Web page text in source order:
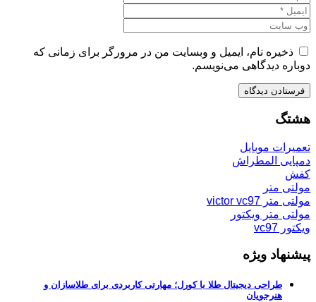
ذخیره نام، ایمیل و وبسایت من در مرورگر برای زمانی که
دوباره دیدگاهی می‌نویسم.
هشتگ
تعمیرات موبایل
دمپایی المطراش
کفش
مولتی متر
مولتی متر victor vc97
مولتی متر ویکتور
ویکتور vc97
پیشنهاد ویژه
طراحی دیجیتال طلا با کورل؛ مهارتی کاربردی برای طلاسازان و
هنرجویان